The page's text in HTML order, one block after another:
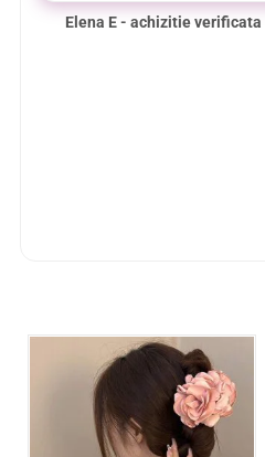
Elena E - achizitie verificata